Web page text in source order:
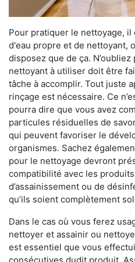
Pour pratiquer le nettoyage, il
d'eau propre et de nettoyant,
disposez que de ça.
nettoyant à utiliser doit être
tâche à accomplir. Tout juste
rinçage est nécessaire. Ce
pourra dire que vous avez
particules résiduelles de
qui peuvent favoriser le
organismes. Sachez
pour le nettoyage devront
compatibilité avec les
d’assainissement ou de
qu’ils soient complètement
Dans le cas où vous ferez
nettoyer et assainir ou
est essentiel que vous